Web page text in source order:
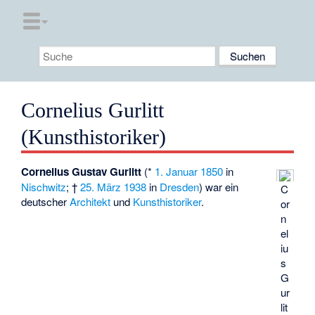
Cornelius Gurlitt
(Kunsthistoriker)
C
or
n
el
iu
s
G
ur
lit
Cornelius Gustav Gurlitt (* 1. Januar 1850 in
Nischwitz; †25. März 1938 in Dresden) war ein
deutscherArchitekt und Kunsthistoriker.